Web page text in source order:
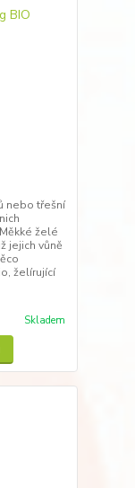
nebo třešní
želé
jejich vůně
želírující
Skladem